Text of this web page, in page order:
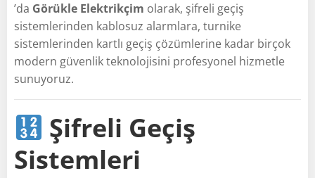
’da Görükle Elektrikçim olarak, şifreli geçiş
sistemlerinden kablosuz alarmlara, turnike
sistemlerinden kartlı geçiş çözümlerine kadar birçok
modern güvenlik teknolojisini profesyonel hizmetle
sunuyoruz.
Şifreli Geçiş
Sistemleri